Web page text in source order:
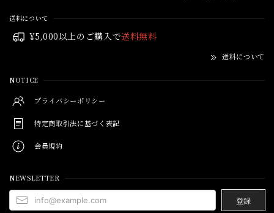
送料について
¥5,000以上のご購入で送料無料
送料について
NOTICE
プライバシーポリシー
特定商取引法に基づく表記
会員規約
NEWSLETTER
登録